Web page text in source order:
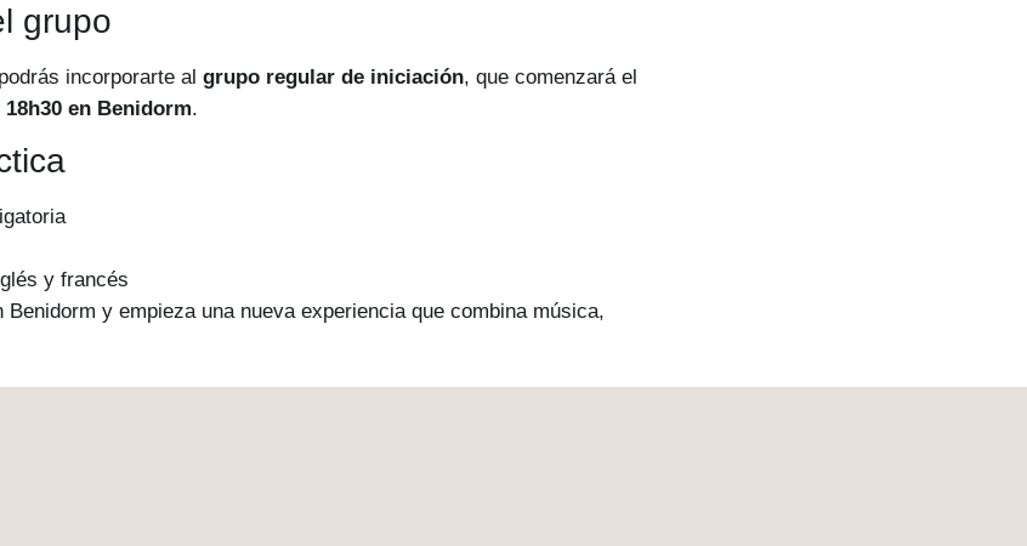
grupo
incorporarte al grupo regular de iniciación, que comenzará el
en Benidorm.
y francés
Benidorm y empieza una nueva experiencia que combina música,